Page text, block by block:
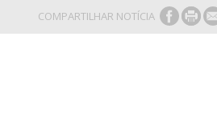
COMPARTILHAR NOTÍCIA